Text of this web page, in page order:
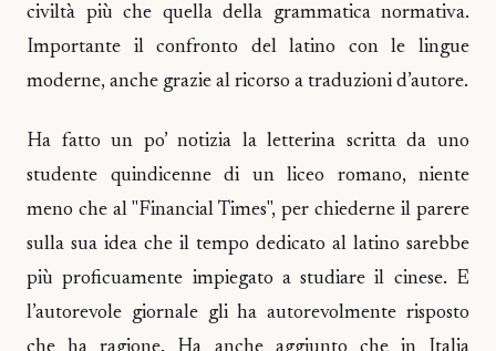
civiltà più che quella della grammatica normativa.
Importante il confronto del latino con le lingue
moderne, anche grazie al ricorso a traduzioni d’autore.
Ha fatto un po’ notizia la letterina scritta da uno
studente quindicenne di un liceo romano, niente
meno che al "Financial Times", per chiederne il parere
sulla sua idea che il tempo dedicato al latino sarebbe
più proficuamente impiegato a studiare il cinese. E
l’autorevole giornale gli ha autorevolmente risposto